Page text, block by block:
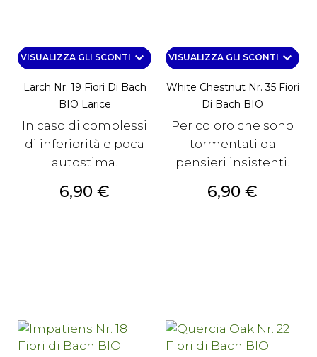
VISUALIZZA GLI SCONTI keyboard_arrow_down
Larch Nr. 19 Fiori Di Bach
BIO Larice
In caso di complessi
di inferiorità e poca
autostima.
Prezzo
6,90 €
VISUALIZZA GLI SCONTI keyboard_arrow_down
White Chestnut Nr. 35 Fiori
Di Bach BIO
Per coloro che sono
tormentati da
pensieri insistenti.
Prezzo
6,90 €